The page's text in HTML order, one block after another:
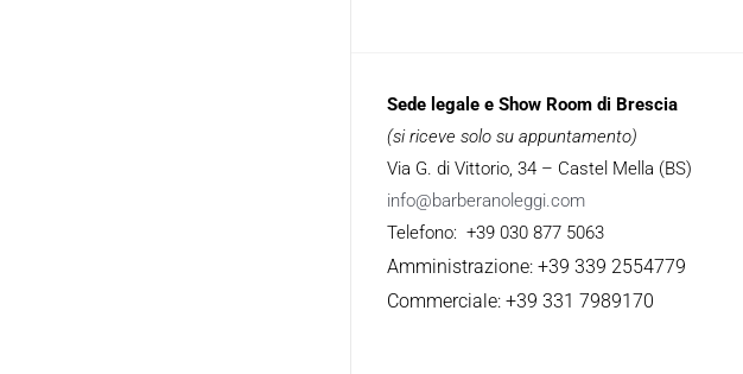
Sede legale e Show Room di Brescia
(si riceve solo su appuntamento)
Via G. di Vittorio, 34 – Castel Mella (BS)
info@barberanoleggi.com
Telefono: +39 030 877 5063
Amministrazione: +39 339 2554779
Commerciale: +39 331 7989170